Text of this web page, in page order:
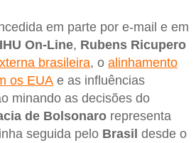
em parte por e-mail e em
IHU On-Line, Rubens Ricupero
brasileira, o alinhamento
os EUA e as influências
minando as decisões do
de Bolsonaro representa
seguida pelo Brasil desde o